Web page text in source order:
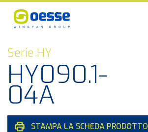
Serie HY
HY090.1-
04A
STAMPA LA SCHEDA PRODOTTO